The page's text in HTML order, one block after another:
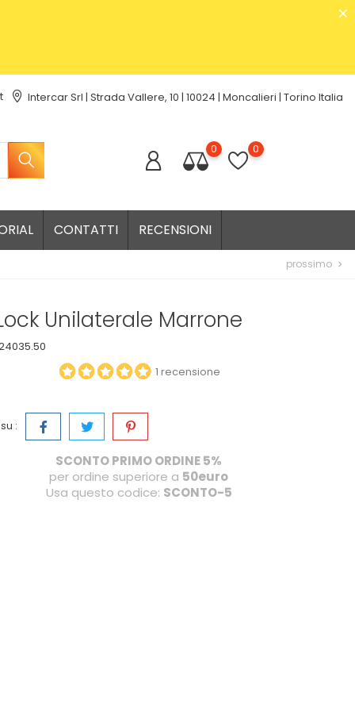
Intercar Srl | Strada Vallere, 10 | 10024 | Moncalieri | Torino Italia
0 0
CONTATTI RECENSIONI
prossimo chevron_right
Unilaterale Marrone
1 recensione
:
SCONTO PRIMO ORDINE 5%
per ordine superiore a 50euro
Usa questo codice: SCONTO-5